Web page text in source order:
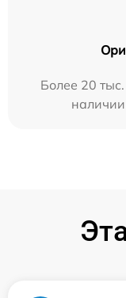
Более 20